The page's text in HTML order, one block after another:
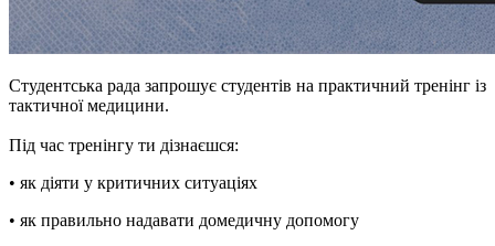
Студентська рада запрошує студентів на практичний тренінг із
тактичної медицини.
Під час тренінгу ти дізнаєшся:
• як діяти у критичних ситуаціях
• як правильно надавати домедичну допомогу